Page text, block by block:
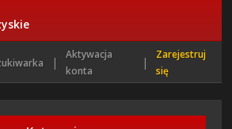
|
Aktywacja
konta
|
Zarejestruj
się